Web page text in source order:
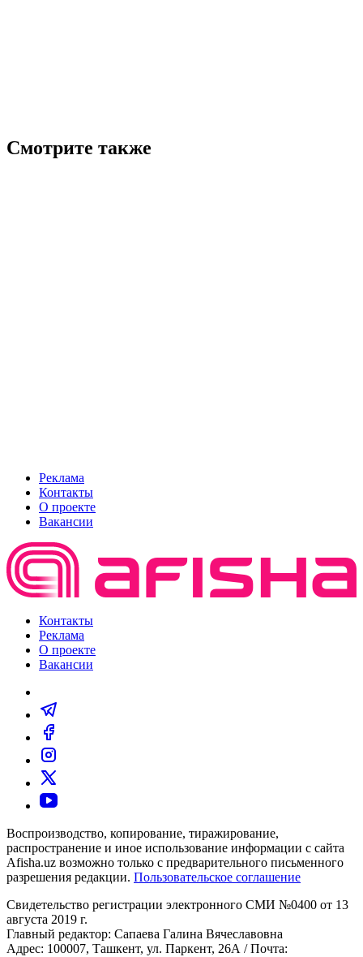
Смотрите также
Реклама
Контакты
О проекте
Вакансии
Контакты
Реклама
О проекте
Вакансии
Воспроизводство, копирование, тиражирование,
распространение и иное использование информации с сайта
Afisha.uz возможно только с предварительного письменного
разрешения редакции. Пользовательское соглашение
Свидетельство регистрации электронного СМИ №0400 от 13
августа 2019 г.
Главный редактор: Сапаева Галина Вячеславовна
Адрес: 100007, Ташкент, ул. Паркент, 26А / Почта: